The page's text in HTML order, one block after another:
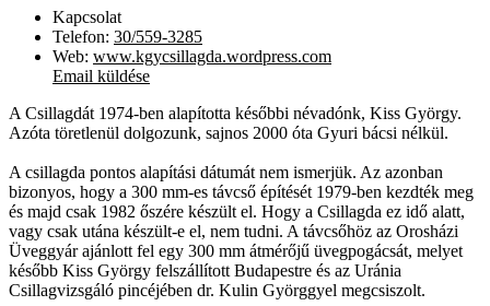
Kapcsolat
Telefon: 30/559-3285
Web: www.kgycsillagda.wordpress.com
Email küldése
A Csillagdát 1974-ben alapította későbbi névadónk, Kiss György.
Azóta töretlenül dolgozunk, sajnos 2000 óta Gyuri bácsi nélkül.
A csillagda pontos alapítási dátumát nem ismerjük. Az azonban
bizonyos, hogy a 300 mm-es távcső építését 1979-ben kezdték meg
és majd csak 1982 őszére készült el. Hogy a Csillagda ez idő alatt,
vagy csak utána készült-e el, nem tudni. A távcsőhöz az Orosházi
Üveggyár ajánlott fel egy 300 mm átmérőjű üvegpogácsát, melyet
később Kiss György felszállított Budapestre és az Uránia
Csillagvizsgáló pincéjében dr. Kulin Györggyel megcsiszolt.